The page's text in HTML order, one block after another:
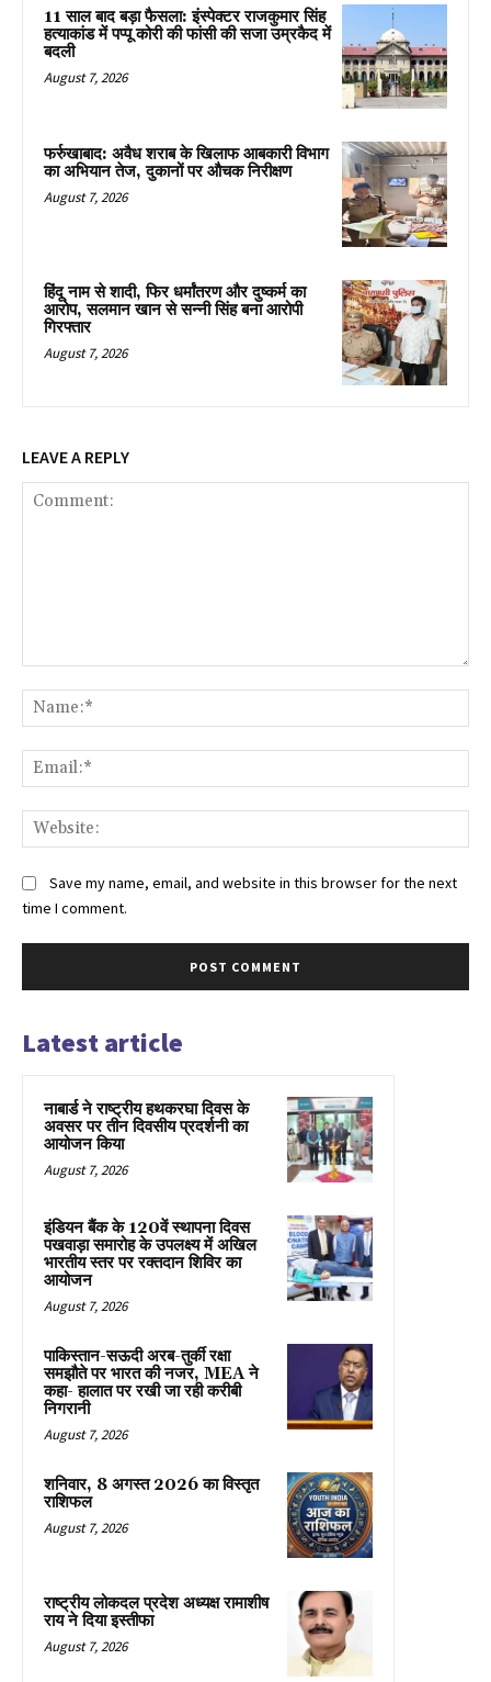
11 साल बाद बड़ा फैसला: इंस्पेक्टर राजकुमार सिंह
हत्याकांड में पप्पू कोरी की फांसी की सजा उम्रकैद में
बदली
August 7, 2026
फर्रुखाबाद: अवैध शराब के खिलाफ आबकारी विभाग
का अभियान तेज, दुकानों पर औचक निरीक्षण
August 7, 2026
हिंदू नाम से शादी, फिर धर्मांतरण और दुष्कर्म का
आरोप, सलमान खान से सन्नी सिंह बना आरोपी
गिरफ्तार
August 7, 2026
LEAVE A REPLY
Save my name, email, and website in this browser for the next
time I comment.
Latest article
नाबार्ड ने राष्ट्रीय हथकरघा दिवस के
अवसर पर तीन दिवसीय प्रदर्शनी का
आयोजन किया
August 7, 2026
इंडियन बैंक के 120वें स्थापना दिवस
पखवाड़ा समारोह के उपलक्ष्य में अखिल
भारतीय स्तर पर रक्तदान शिविर का
आयोजन
August 7, 2026
पाकिस्तान-सऊदी अरब-तुर्की रक्षा
समझौते पर भारत की नजर, MEA ने
कहा- हालात पर रखी जा रही करीबी
निगरानी
August 7, 2026
शनिवार, 8 अगस्त 2026 का विस्तृत
राशिफल
August 7, 2026
राष्ट्रीय लोकदल प्रदेश अध्यक्ष रामाशीष
राय ने दिया इस्तीफा
August 7, 2026